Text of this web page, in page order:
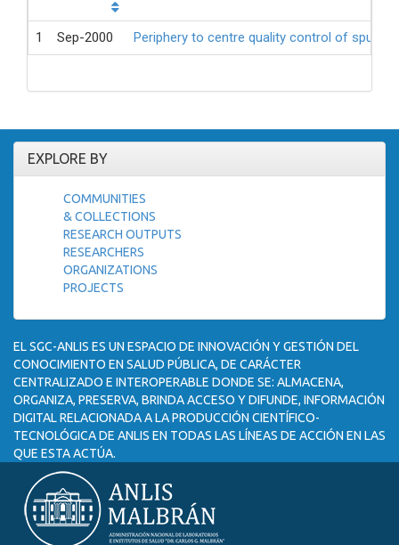
1 Sep-2000 Periphery to centre quality control of
EXPLORE BY
COMMUNITIES
& COLLECTIONS
RESEARCH OUTPUTS
RESEARCHERS
ORGANIZATIONS
PROJECTS
EL SGC-ANLIS ES UN ESPACIO DE INNOVACIÓN Y GESTIÓN DEL
CONOCIMIENTO EN SALUD PÚBLICA, DE CARÁCTER
CENTRALIZADO E INTEROPERABLE DONDE SE: ALMACENA,
ORGANIZA, PRESERVA, BRINDA ACCESO Y DIFUNDE, INFORMACIÓN
DIGITAL RELACIONADA A LA PRODUCCIÓN CIENTÍFICO-
TECNOLÓGICA DE ANLIS EN TODAS LAS LÍNEAS DE ACCIÓN EN LAS
QUE ESTA ACTÚA.